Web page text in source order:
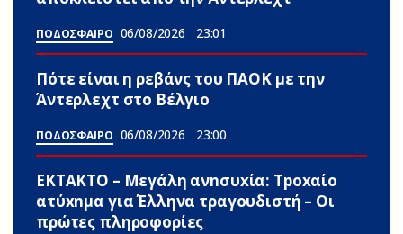
ΠΟΔΟΣΦΑΙΡΟ 06/08/2026 23:01
Πότε είναι η ρεβάνς του ΠΑΟΚ με την
Άντερλεχτ στο Βέλγιο
ΠΟΔΟΣΦΑΙΡΟ 06/08/2026 23:00
ΕΚΤΑΚΤΟ – Μεγάλη ανnσυxία: Τpοxαίο
ατύxnμα για Έλληνα τραγουδιστή – Οι
πρώτες πληροφορίες